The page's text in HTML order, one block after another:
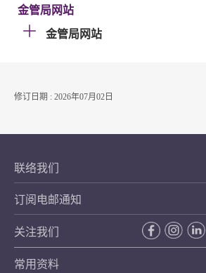
金管局网站
金管局网站
修订日期 : 2026年07月02日
联络我们
订阅电邮通知
关注我们
常用资料